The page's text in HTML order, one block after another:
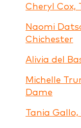
Cheryl Cox,
Naomi
Chichester
Alivia del
Michelle
Dame
Tania